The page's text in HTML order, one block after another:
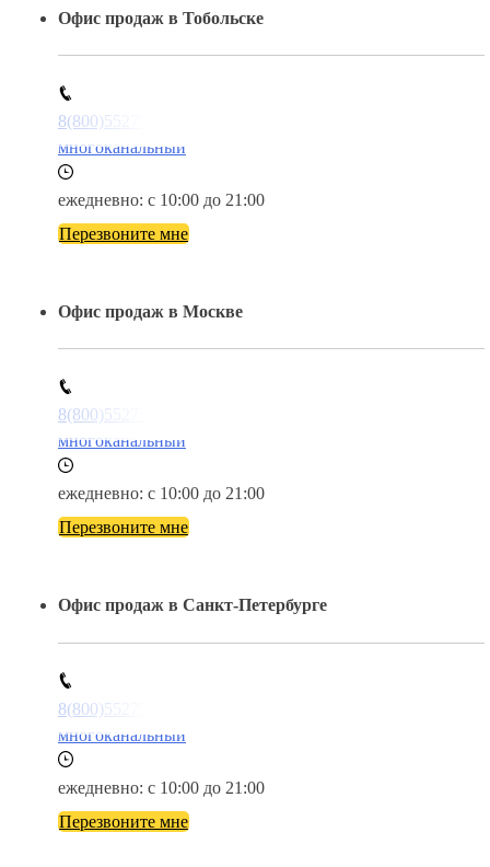
Офис продаж в Тобольске
8(800)5527584
многоканальный
ежедневно: с 10:00 до 21:00
Перезвоните мне
Офис продаж в Москве
8(800)5527584
многоканальный
ежедневно: с 10:00 до 21:00
Перезвоните мне
Офис продаж в Санкт-Петербурге
8(800)5527584
многоканальный
ежедневно: с 10:00 до 21:00
Перезвоните мне